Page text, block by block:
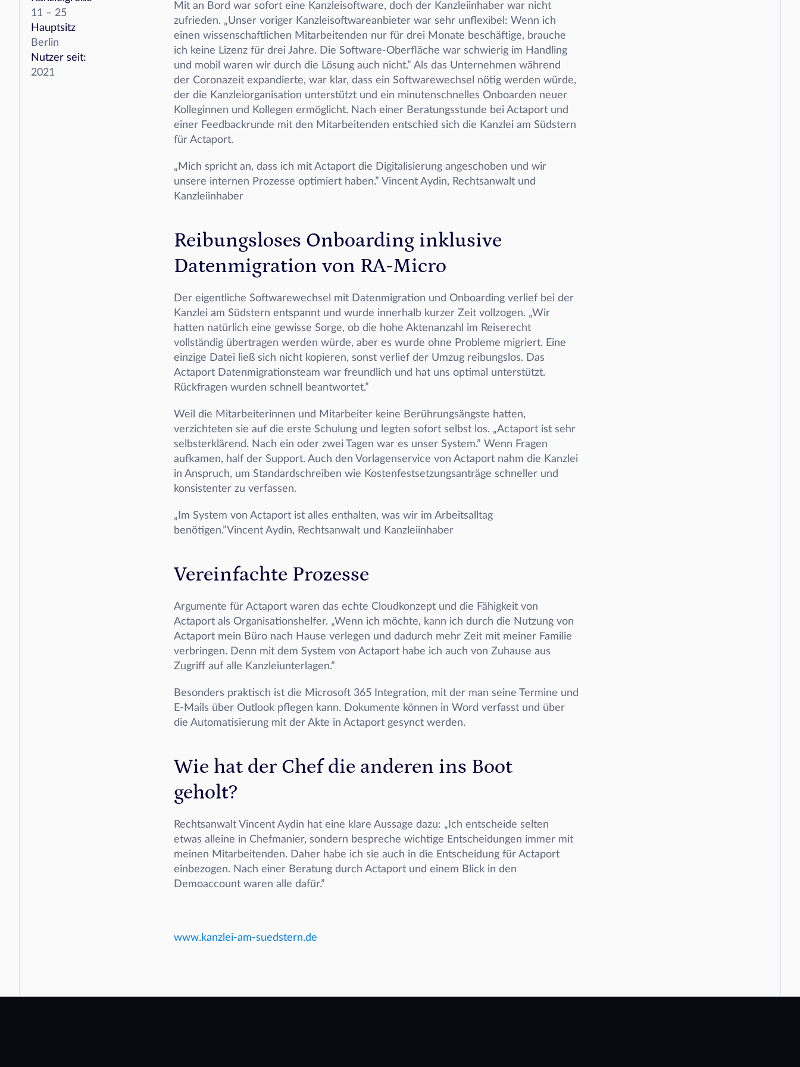
11 – 25
Hauptsitz
Berlin
Nutzer seit:
2021
Mit an Bord war sofort eine Kanzleisoftware, doch der Kanzleiinhaber war nicht
zufrieden. „Unser voriger Kanzleisoftwareanbieter war sehr unflexibel: Wenn ich
einen wissenschaftlichen Mitarbeitenden nur für drei Monate beschäftige, brauche
ich keine Lizenz für drei Jahre. Die Software-Oberfläche war schwierig im Handling
und mobil waren wir durch die Lösung auch nicht.” Als das Unternehmen während
der Coronazeit expandierte, war klar, dass ein Softwarewechsel nötig werden würde,
der die Kanzleiorganisation unterstützt und ein minutenschnelles Onboarden neuer
Kolleginnen und Kollegen ermöglicht. Nach einer Beratungsstunde bei Actaport und
einer Feedbackrunde mit den Mitarbeitenden entschied sich die Kanzlei am Südstern
für Actaport.
„Mich spricht an, dass ich mit Actaport die Digitalisierung angeschoben und wir
unsere internen Prozesse optimiert haben.” Vincent Aydin, Rechtsanwalt und
Kanzleiinhaber
Reibungsloses Onboarding inklusive
Datenmigration von RA-Micro
Der eigentliche Softwarewechsel mit Datenmigration und Onboarding verlief bei der
Kanzlei am Südstern entspannt und wurde innerhalb kurzer Zeit vollzogen. „Wir
hatten natürlich eine gewisse Sorge, ob die hohe Aktenanzahl im Reiserecht
vollständig übertragen werden würde, aber es wurde ohne Probleme migriert. Eine
einzige Datei ließ sich nicht kopieren, sonst verlief der Umzug reibungslos. Das
Actaport Datenmigrationsteam war freundlich und hat uns optimal unterstützt.
Rückfragen wurden schnell beantwortet.”
Weil die Mitarbeiterinnen und Mitarbeiter keine Berührungsängste hatten,
verzichteten sie auf die erste Schulung und legten sofort selbst los. „Actaport ist sehr
selbsterklärend. Nach ein oder zwei Tagen war es unser System.” Wenn Fragen
aufkamen, half der Support. Auch den Vorlagenservice von Actaport nahm die Kanzlei
in Anspruch, um Standardschreiben wie Kostenfestsetzungsanträge schneller und
konsistenter zu verfassen.
„Im System von Actaport ist alles enthalten, was wir im Arbeitsalltag
benötigen.”Vincent Aydin, Rechtsanwalt und Kanzleiinhaber
Vereinfachte Prozesse
Argumente für Actaport waren das echte Cloudkonzept und die Fähigkeit von
Actaport als Organisationshelfer. „Wenn ich möchte, kann ich durch die Nutzung von
Actaport mein Büro nach Hause verlegen und dadurch mehr Zeit mit meiner Familie
verbringen. Denn mit dem System von Actaport habe ich auch von Zuhause aus
Zugriff auf alle Kanzleiunterlagen.”
Besonders praktisch ist die Microsoft 365 Integration, mit der man seine Termine und
E-Mails über Outlook pflegen kann. Dokumente können in Word verfasst und über
die Automatisierung mit der Akte in Actaport gesynct werden.
Wie hat der Chef die anderen ins Boot
geholt?
Rechtsanwalt Vincent Aydin hat eine klare Aussage dazu: „Ich entscheide selten
etwas alleine in Chefmanier, sondern bespreche wichtige Entscheidungen immer mit
meinen Mitarbeitenden. Daher habe ich sie auch in die Entscheidung für Actaport
einbezogen. Nach einer Beratung durch Actaport und einem Blick in den
Demoaccount waren alle dafür.”
www.kanzlei-am-suedstern.de